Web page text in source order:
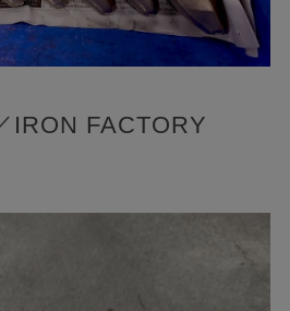
IRON FACTORY